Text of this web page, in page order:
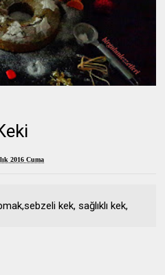
2016 Cuma
kek, sağlıklı kek,